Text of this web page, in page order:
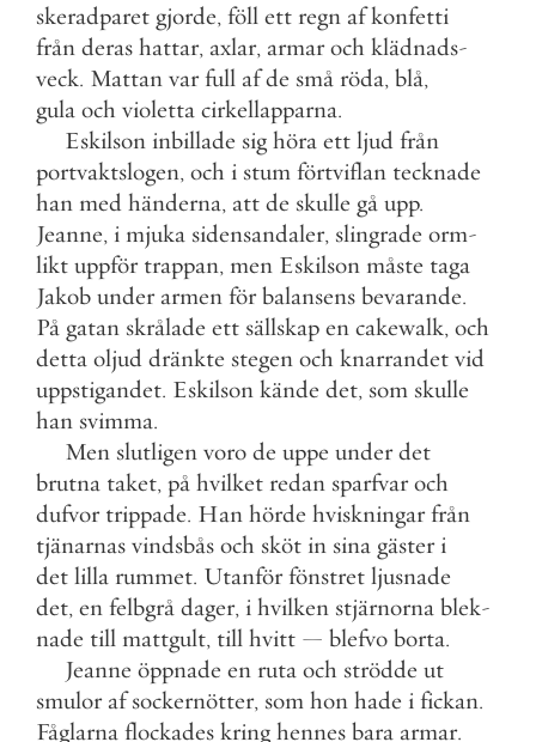
skeradparet gjorde, föll ett regn af konfetti
från deras hattar, axlar, armar och klädnads-
veck. Mattan var full af de små röda, blå,
gula och violetta cirkellapparna.
Eskilson inbillade sig höra ett ljud från
portvaktslogen, och i stum förtviflan tecknade
han med händerna, att de skulle gå upp.
Jeanne, i mjuka sidensandaler, slingrade orm-
likt uppför trappan, men Eskilson måste taga
Jakob under armen för balansens bevarande.
På gatan skrålade ett sällskap en cakewalk, och
detta oljud dränkte stegen och knarrandet vid
uppstigandet. Eskilson kände det, som skulle
han svimma.
Men slutligen voro de uppe under det
brutna taket, på hvilket redan sparfvar och
dufvor trippade. Han hörde hviskningar från
tjänarnas vindsbås och sköt in sina gäster i
det lilla rummet. Utanför fönstret ljusnade
det, en felbgrå dager, i hvilken stjärnorna blek-
nade till mattgult, till hvitt — blefvo borta.
Jeanne öppnade en ruta och strödde ut
smulor af sockernötter, som hon hade i fickan.
Fåglarna flockades kring hennes bara armar.